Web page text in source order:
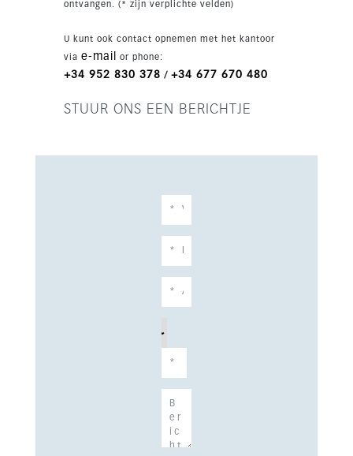
spa, gym, coworkingruimtes en 24-
ontvangen. (* zijn verplichte velden)
U kunt ook contact opnemen met het kantoor
via e-mail or phone:
+34 952 830 378 / +34 677 670 480
STUUR ONS EEN BERICHTJE